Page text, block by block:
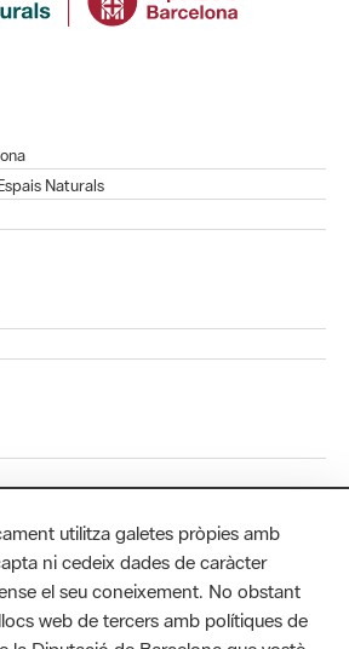
Naturals
utilitza galetes pròpies amb
ni cedeix dades de caràcter
el seu coneixement. No obstant
web de tercers amb polítiques de